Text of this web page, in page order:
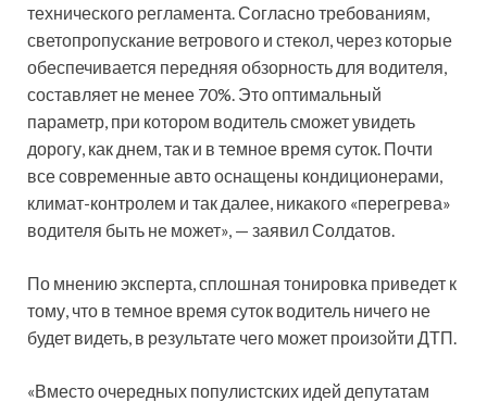
технического регламента. Согласно требованиям,
светопропускание ветрового и стекол, через которые
обеспечивается передняя обзорность для водителя,
составляет не менее 70%. Это оптимальный
параметр, при котором водитель сможет увидеть
дорогу, как днем, так и в темное время суток. Почти
все современные авто оснащены кондиционерами,
климат-контролем и так далее, никакого «перегрева»
водителя быть не может», — заявил Солдатов.
По мнению эксперта, сплошная тонировка приведет к
тому, что в темное время суток водитель ничего не
будет видеть, в результате чего может произойти ДТП.
«Вместо очередных популистских идей депутатам